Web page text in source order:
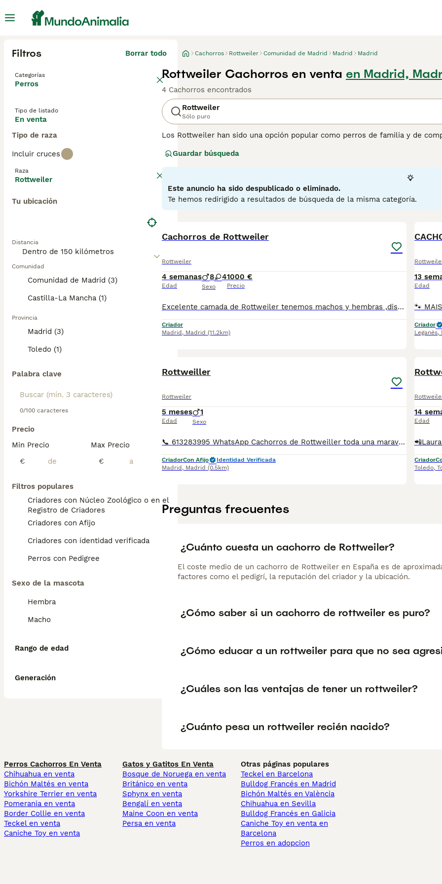
Filtros Borrar todo
Categorías
Perros
Tipo de listado
En venta
Tipo de raza
Incluir cruces
Raza
Rottweiler
Tu ubicación
Distancia
Comunidad
Comunidad de Madrid (3)
Castilla-La Mancha (1)
Provincia
Madrid (3)
Toledo (1)
Palabra clave
0/100 caracteres
Precio
Min Precio
€
Max Precio
€
Filtros populares
Criadores con Núcleo Zoológico o en el
Registro de Criadores
Criadores con Afijo
Criadores con identidad verificada
Perros con Pedigree
Sexo de la mascota
Hembra
Macho
Rango de edad
Generación
Cachorros Rottweiler Comunidad de Madrid Madrid Madrid
Rottweiler Cachorros en venta en Madrid,
4 Cachorros encontrados
Rottweiler
Sólo puro
Los Rottweiler han sido una opción popular como perros de familia y de
de un Rottie "proteger", no se caracterizan por ser naturalmente agresivos,
mantendrá firme cuando sea necesario y protegerá tanto a su dueño como a
Lee nuestra página de consejos de compra de Rottweiler para obtener
Guardar búsqueda
Este anuncio ha sido despublicado o eliminado.
Te hemos redirigido a resultados de búsqueda de la misma categoría.
Cachorros de Rottweiler
Rottweiler
4 semanas
Edad
8 4
Sexo
1000 €
Precio
Excelente camada de Rottweiler tenemos machos y hembras ,distintos colores Nuestros cachorros nacen y crecen en un ambiente familiar ,sin jaulas ,con un respeto y exclusiva cria,somos respetuosos con el tiempo de destete ,cada cachorro necesita su tiempo.. Destetamos con un pienso de alta calidad , Cachorros revisados ,desde el nacimiento ,hasta la entrega por un veterinario competente ,buscando siempre el bienestar de nuestros animales.. Sociabilizados y equilibrados tanto padres como cachorros Se entregan con todo el protocolo veterinario legal,y garantías por escrito completas.. Tenemos servicio de entrega personalizado a cualquier punto de España,directo.. El precio puede cambiar tanto en sexo como en características del cachorro. Dejanos tú teléfono y te mandamos toda la información fotos y vídeos ..
Criador
Madrid , Madrid (11.2km)
13
Edad
Criador
Leganés,
Rottweiller
Rottweiler
5 meses
Edad
1
Sexo
📞 613283995 WhatsApp Cachorros de Rottweiller toda una maravilla de cachorros criados en familia Entregamos nuestros pequeños cachorritos con todas las garantías y cuidados necesarios , disponemos de núcleo zoológico para crianza y venta de nuestros cachorros . ✅Desparasitaciones y vacunas correspondientes a su edad . ✅Cartilla de vacunación . ✅Revisiones veterinarias . ✅Garantías víricas de 15 días . ✅Garantías genéticas de un año . Seriedad , confianza y bienestar animal son nuestra prioridad . También ofrecemos transporte propio para nuestros pequeños cachorros a toda la península , el pago lo podéis hacer contra reembolso . (con coste adicional) . Mandamos a toda España . Disponemos de varias razas Si no esta la raza que queréis llámanos , intentaremos encontrártela , trabajamos con los mejores criadores de España .
CriadorCon Afijo
Identidad Verificada
Madrid , Madrid (0.5km)
14
Edad
Criador
Toledo,
Preguntas frecuentes
¿Cuánto cuesta un cachorro de Rottweiler?
El coste medio de un cachorro de Rottweiler en España es de
factores como el pedigrí, la reputación del criador y la ubicación.
¿Cómo saber si un cachorro de rottweiler es puro?
¿Cómo educar a un rottweiler para que no sea
¿Cuáles son las ventajas de tener un rottweiler?
¿Cuánto pesa un rottweiler recién nacido?
Perros Cachorros En Venta
Chihuahua en venta
Bichón Maltés en venta
Yorkshire Terrier en venta
Pomerania en venta
Border Collie en venta
Teckel en venta
Caniche Toy en venta
Gatos y Gatitos En Venta
Bosque de Noruega en venta
Británico en venta
Sphynx en venta
Bengalí en venta
Maine Coon en venta
Persa en venta
Otras páginas populares
Teckel en Barcelona
Bulldog Francés en Madrid
Bichón Maltés en València
Chihuahua en Sevilla
Bulldog Francés en Galicia
Caniche Toy en venta en
Barcelona
Perros en adopcion